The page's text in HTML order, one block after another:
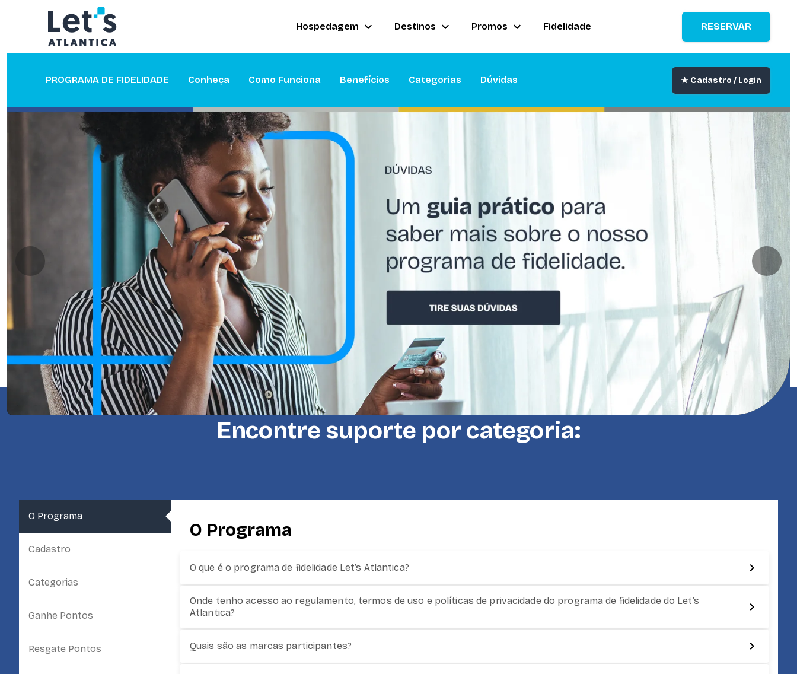
Hospedagem Destinos Promos Fidelidade RESERVAR
PROGRAMA DE FIDELIDADE Conheça Como Funciona Benefícios Categorias Dúvidas ★ Cadastro / Login
Encontre suporte por categoria:
O Programa
Cadastro
Categorias
Ganhe Pontos
Resgate Pontos
O Programa
O que é o programa de fidelidade Let’s Atlantica?
Onde tenho acesso ao regulamento, termos de uso e políticas de privacidade do programa de fidelidade do Let’s
Atlantica?
Quais são as marcas participantes?